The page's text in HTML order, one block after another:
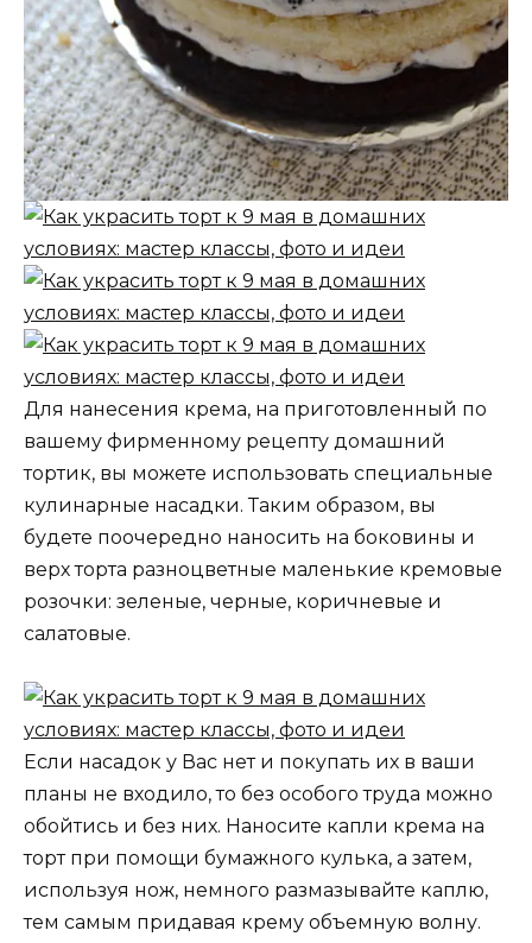
Для нанесения крема, на приготовленный по
вашему фирменному рецепту домашний
тортик, вы можете использовать специальные
кулинарные насадки. Таким образом, вы
будете поочередно наносить на боковины и
верх торта разноцветные маленькие кремовые
розочки: зеленые, черные, коричневые и
салатовые.
Если насадок у Вас нет и покупать их в ваши
планы не входило, то без особого труда можно
обойтись и без них. Наносите капли крема на
торт при помощи бумажного кулька, а затем,
используя нож, немного размазывайте каплю,
тем самым придавая крему объемную волну.